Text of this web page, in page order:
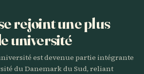
rejoint une plus
université
est devenue partie intégrante
du Danemark du Sud, reliant